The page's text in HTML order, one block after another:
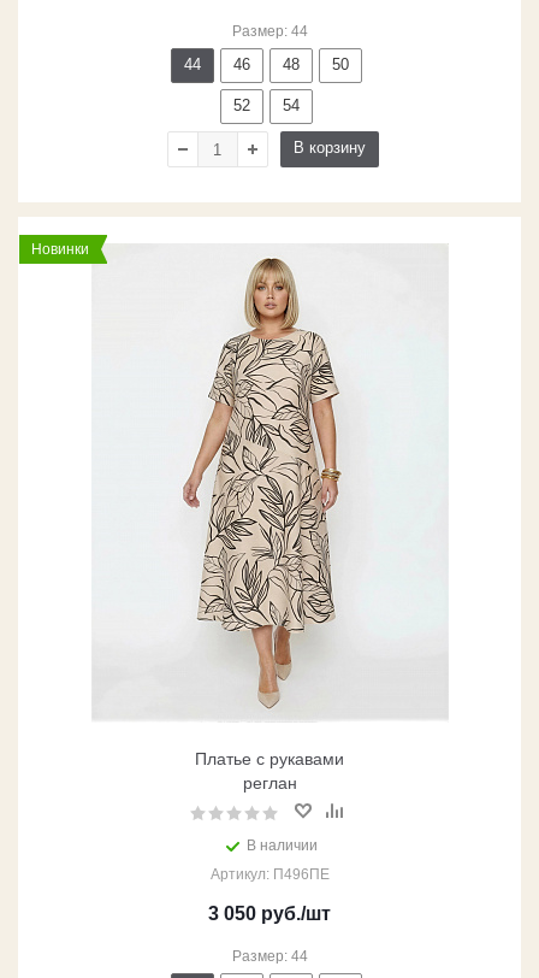
Размер: 44
44 46 48 50
52 54
В корзину
Новинки
Платье с рукавами
реглан
В наличии
Артикул: П496ПЕ
3 050 руб./шт
Размер: 44